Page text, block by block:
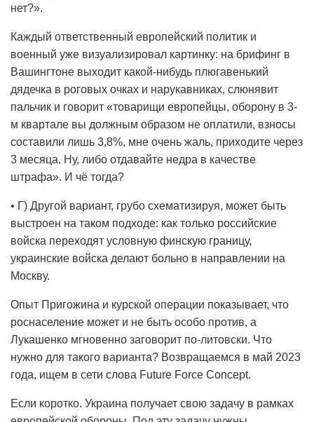
нет?».
Каждый ответственный европейский политик и
военный уже визуализировал картинку: на брифинг в
Вашингтоне выходит какой-нибудь плюгавенький
дядечка в роговых очках и нарукавниках, слюнявит
пальчик и говорит «товарищи европейцы, оборону в 3-
м квартале вы должным образом не оплатили, взносы
составили лишь 3,8%, мне очень жаль, приходите через
3 месяца. Ну, либо отдавайте недра в качестве
штрафа». И чё тогда?
• Г) Другой вариант, грубо схематизируя, может быть
выстроен на таком подходе: как только российские
войска переходят условную финскую границу,
украинские войска делают больно в направлении на
Москву.
Опыт Пригожина и курской операции показывает, что
роснаселение может и не быть особо против, а
Лукашенко мгновенно заговорит по-литовски. Что
нужно для такого варианта? Возвращаемся в май 2023
года, ищем в сети слова Future Force Concept.
Если коротко. Украина получает свою задачу в рамках